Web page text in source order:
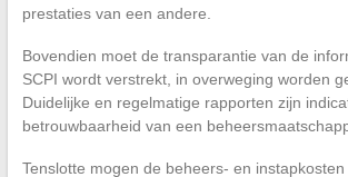
prestaties van een andere.
Bovendien moet de transparantie van de
SCPI wordt verstrekt, in overweging worden
Duidelijke en regelmatige rapporten zijn
betrouwbaarheid van een
Tenslotte mogen de beheers- en